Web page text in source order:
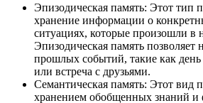
Эпизодическая память: Этот тип
хранение информации о
ситуациях, которые произошли в
Эпизодическая память позволяет
прошлых событий, такие как день
или встреча с друзьями.
Семантическая память: Этот вид
хранением обобщенных знаний и